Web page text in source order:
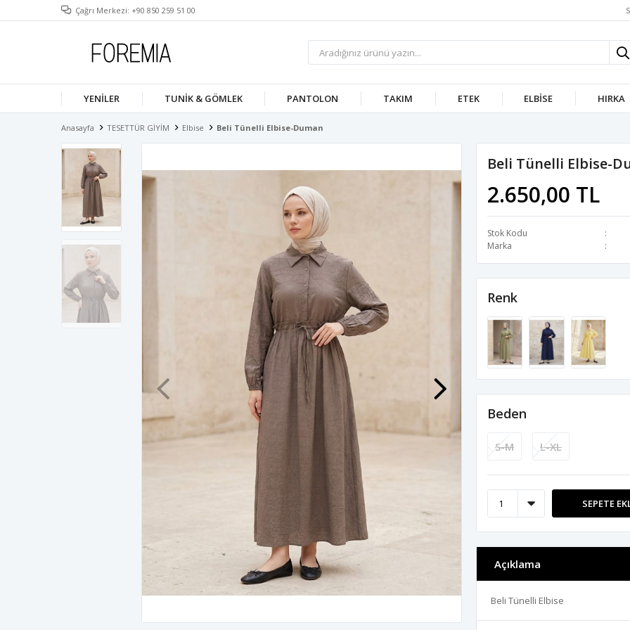
Çağrı Merkezi: +90 850 259 51 00
YENILER TUNIK & GÖMLEK PANTOLON TAKIM ETEK ELBISE HIRKA
Anasayfa TESETTÜR GİYİM Elbise Beli Tünelli Elbise-Duman
Beli Tünelli Elbise-
2.650,00 TL
Stok Kodu
Marka
Renk
Beden
S-M L-XL
SEPETE
Açıklama
Beli Tünelli Elbise